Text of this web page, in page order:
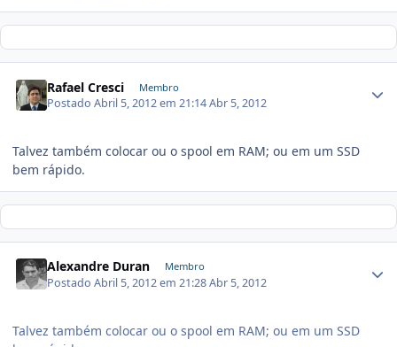
Rafael Cresci Membro
PostadoAbril 5, 2012 em 21:14Abr 5, 2012
Talvez também colocar ou o spool em RAM; ou em um SSD
bem rápido.
Alexandre Duran Membro
PostadoAbril 5, 2012 em 21:28Abr 5, 2012
Talvez também colocar ou o spool em RAM; ou em um SSD